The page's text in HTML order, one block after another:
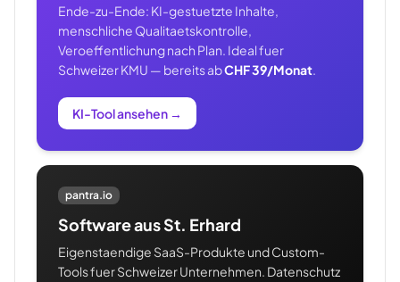
Ende-zu-Ende: KI-gestuetzte Inhalte,
menschliche Qualitaetskontrolle,
Veroeffentlichung nach Plan. Ideal fuer
Schweizer KMU — bereits abCHF 39/Monat.
KI-Tool ansehen →
pantra.io
Software aus St. Erhard
Eigenstaendige SaaS-Produkte und Custom-
Tools fuer Schweizer Unternehmen. Datenschutz